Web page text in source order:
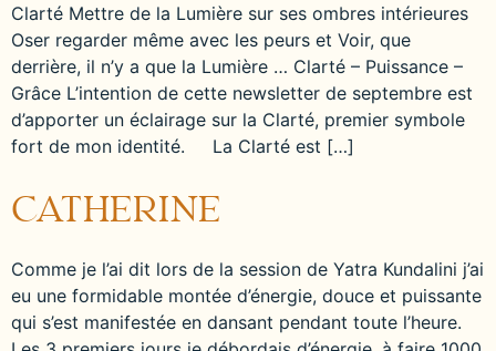
Clarté Mettre de la Lumière sur ses ombres intérieures
Oser regarder même avec les peurs et Voir, que
derrière, il n’y a que la Lumière … Clarté – Puissance –
Grâce L’intention de cette newsletter de septembre est
d’apporter un éclairage sur la Clarté, premier symbole
fort de mon identité. La Clarté est […]
CATHERINE
Comme je l’ai dit lors de la session de Yatra Kundalini j’ai
eu une formidable montée d’énergie, douce et puissante
qui s’est manifestée en dansant pendant toute l’heure.